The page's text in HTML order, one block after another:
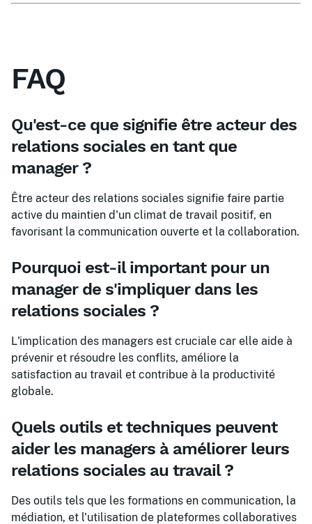
FAQ
Qu'est-ce que signifie être acteur des
relations sociales en tant que
manager ?
Être acteur des relations sociales signifie faire partie
active du maintien d'un climat de travail positif, en
favorisant la communication ouverte et la collaboration.
Pourquoi est-il important pour un
manager de s'impliquer dans les
relations sociales ?
L'implication des managers est cruciale car elle aide à
prévenir et résoudre les conflits, améliore la
satisfaction au travail et contribue à la productivité
globale.
Quels outils et techniques peuvent
aider les managers à améliorer leurs
relations sociales au travail ?
Des outils tels que les formations en communication, la
médiation, et l'utilisation de plateformes collaboratives